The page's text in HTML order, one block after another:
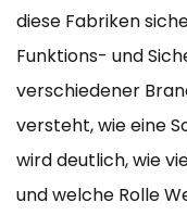
diese Fabriken
Funktions- und
verschiedener
versteht, wie eine
wird deutlich, wie
und welche Rolle